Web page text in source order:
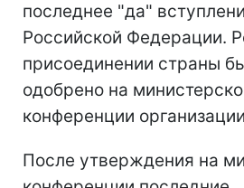
последнее "да"
Российской Федерации.
присоединении страны
одобрено на
конференции
После утверждения на